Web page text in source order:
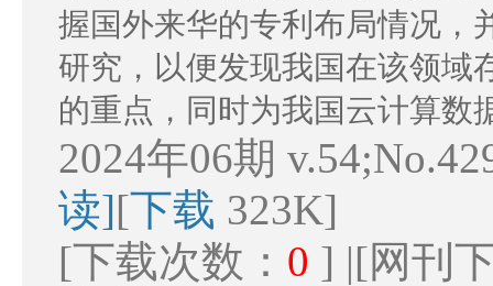
握国外来华的专利布局情况，
研究，以便发现我国在该领域
的重点，同时为我国云计算数
2024年06期
读][下载 323K]
[下载次数： 0 ] |[网刊